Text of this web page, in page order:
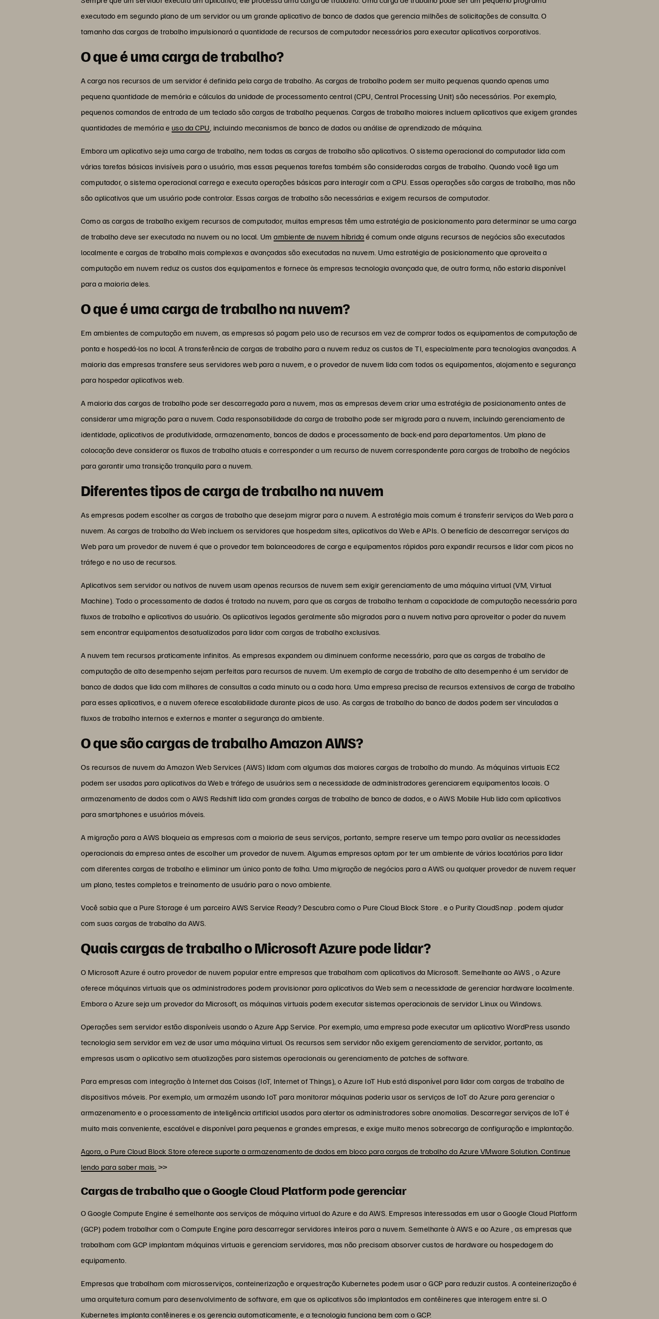
executado em segundo plano de um servidor ou um grande aplicativo de banco de dados que gerencia milhões de solicitações de consulta. O
tamanho das cargas de trabalho impulsionará a quantidade de recursos de computador necessários para executar aplicativos corporativos.
O que é uma carga de trabalho?
A carga nos recursos de um servidor é definida pela carga de trabalho. As cargas de trabalho podem ser muito pequenas quando apenas uma
pequena quantidade de memória e cálculos da unidade de processamento central (CPU, Central Processing Unit) são necessários. Por exemplo,
pequenos comandos de entrada de um teclado são cargas de trabalho pequenas. Cargas de trabalho maiores incluem aplicativos que exigem grandes
quantidades de memória e uso da CPU , incluindo mecanismos de banco de dados ou análise de aprendizado de máquina.
Embora um aplicativo seja uma carga de trabalho, nem todas as cargas de trabalho são aplicativos. O sistema operacional do computador lida com
várias tarefas básicas invisíveis para o usuário, mas essas pequenas tarefas também são consideradas cargas de trabalho. Quando você liga um
computador, o sistema operacional carrega e executa operações básicas para interagir com a CPU. Essas operações são cargas de trabalho, mas não
são aplicativos que um usuário pode controlar. Essas cargas de trabalho são necessárias e exigem recursos de computador.
Como as cargas de trabalho exigem recursos de computador, muitas empresas têm uma estratégia de posicionamento para determinar se uma carga
de trabalho deve ser executada na nuvem ou no local. Umambiente de nuvem híbrida é comum onde alguns recursos de negócios são executados
localmente e cargas de trabalho mais complexas e avançadas são executadas na nuvem. Uma estratégia de posicionamento que aproveita a
computação em nuvem reduz os custos dos equipamentos e fornece às empresas tecnologia avançada que, de outra forma, não estaria disponível
para a maioria deles.
O que é uma carga de trabalho na nuvem?
Em ambientes de computação em nuvem, as empresas só pagam pelo uso de recursos em vez de comprar todos os equipamentos de computação de
ponta e hospedá-los no local. A transferência de cargas de trabalho para a nuvem reduz os custos de TI, especialmente para tecnologias avançadas. A
maioria das empresas transfere seus servidores web para a nuvem, e o provedor de nuvem lida com todos os equipamentos, alojamento e segurança
para hospedar aplicativos web.
A maioria das cargas de trabalho pode ser descarregada para a nuvem, mas as empresas devem criar uma estratégia de posicionamento antes de
considerar uma migração para a nuvem. Cada responsabilidade da carga de trabalho pode ser migrada para a nuvem, incluindo gerenciamento de
identidade, aplicativos de produtividade, armazenamento, bancos de dados e processamento de back-end para departamentos. Um plano de
colocação deve considerar os fluxos de trabalho atuais e corresponder a um recurso de nuvem correspondente para cargas de trabalho de negócios
para garantir uma transição tranquila para a nuvem.
Diferentes tipos de carga de trabalho na nuvem
As empresas podem escolher as cargas de trabalho que desejam migrar para a nuvem. A estratégia mais comum é transferir serviços da Web para a
nuvem. As cargas de trabalho da Web incluem os servidores que hospedam sites, aplicativos da Web e APIs. O benefício de descarregar serviços da
Web para um provedor de nuvem é que o provedor tem balanceadores de carga e equipamentos rápidos para expandir recursos e lidar com picos no
tráfego e no uso de recursos.
Aplicativos sem servidor ou nativos de nuvem usam apenas recursos de nuvem sem exigir gerenciamento de uma máquina virtual (VM, Virtual
Machine). Todo o processamento de dados é tratado na nuvem, para que as cargas de trabalho tenham a capacidade de computação necessária para
fluxos de trabalho e aplicativos do usuário. Os aplicativos legados geralmente são migrados para a nuvem nativa para aproveitar o poder da nuvem
sem encontrar equipamentos desatualizados para lidar com cargas de trabalho exclusivas.
A nuvem tem recursos praticamente infinitos. As empresas expandem ou diminuem conforme necessário, para que as cargas de trabalho de
computação de alto desempenho sejam perfeitas para recursos de nuvem. Um exemplo de carga de trabalho de alto desempenho é um servidor de
banco de dados que lida com milhares de consultas a cada minuto ou a cada hora. Uma empresa precisa de recursos extensivos de carga de trabalho
para esses aplicativos, e a nuvem oferece escalabilidade durante picos de uso. As cargas de trabalho do banco de dados podem ser vinculadas a
fluxos de trabalho internos e externos e manter a segurança do ambiente.
O que são cargas de trabalho Amazon AWS?
Os recursos de nuvem da Amazon Web Services (AWS) lidam com algumas das maiores cargas de trabalho do mundo. As máquinas virtuais EC2
podem ser usadas para aplicativos da Web e tráfego de usuários sem a necessidade de administradores gerenciarem equipamentos locais. O
armazenamento de dados com o AWS Redshift lida com grandes cargas de trabalho de banco de dados, e o AWS Mobile Hub lida com aplicativos
para smartphones e usuários móveis.
A migração para a AWS bloqueia as empresas com a maioria de seus serviços, portanto, sempre reserve um tempo para avaliar as necessidades
operacionais da empresa antes de escolher um provedor de nuvem. Algumas empresas optam por ter um ambiente de vários locatários para lidar
com diferentes cargas de trabalho e eliminar um único ponto de falha. Uma migração de negócios para a AWS ou qualquer provedor de nuvem requer
um plano, testes completos e treinamento de usuário para o novo ambiente.
Você sabia que a Pure Storage é um parceiro AWS Service Ready? Descubra como o Pure Cloud Block Store . e o Purity CloudSnap . podem ajudar
com suas cargas de trabalho da AWS.
Quais cargas de trabalho o Microsoft Azure pode lidar?
O Microsoft Azure é outro provedor de nuvem popular entre empresas que trabalham com aplicativos da Microsoft. Semelhante ao AWS , o Azure
oferece máquinas virtuais que os administradores podem provisionar para aplicativos da Web sem a necessidade de gerenciar hardware localmente.
Embora o Azure seja um provedor da Microsoft, as máquinas virtuais podem executar sistemas operacionais de servidor Linux ou Windows.
Operações sem servidor estão disponíveis usando o Azure App Service. Por exemplo, uma empresa pode executar um aplicativo WordPress usando
tecnologia sem servidor em vez de usar uma máquina virtual. Os recursos sem servidor não exigem gerenciamento de servidor, portanto, as
empresas usam o aplicativo sem atualizações para sistemas operacionais ou gerenciamento de patches de software.
Para empresas com integração à Internet das Coisas (IoT, Internet of Things), o Azure IoT Hub está disponível para lidar com cargas de trabalho de
dispositivos móveis. Por exemplo, um armazém usando IoT para monitorar máquinas poderia usar os serviços de IoT do Azure para gerenciar o
armazenamento e o processamento de inteligência artificial usados para alertar os administradores sobre anomalias. Descarregar serviços de IoT é
muito mais conveniente, escalável e disponível para pequenas e grandes empresas, e exige muito menos sobrecarga de configuração e implantação.
Agora, o Pure Cloud Block Store oferece suporte a armazenamento de dados em bloco para cargas de trabalho da Azure VMware Solution. Continue
lendo para saber mais. >>
Cargas de trabalho que o Google Cloud Platform pode gerenciar
O Google Compute Engine é semelhante aos serviços de máquina virtual do Azure e da AWS. Empresas interessadas em usar o Google Cloud Platform
(GCP) podem trabalhar com o Compute Engine para descarregar servidores inteiros para a nuvem. Semelhante à AWS e ao Azure , as empresas que
trabalham com GCP implantam máquinas virtuais e gerenciam servidores, mas não precisam absorver custos de hardware ou hospedagem do
equipamento.
Empresas que trabalham com microsserviços, conteinerização e orquestração Kubernetes podem usar o GCP para reduzir custos. A conteinerização é
uma arquitetura comum para desenvolvimento de software, em que os aplicativos são implantados em contêineres que interagem entre si. O
Kubernetes implanta contêineres e os gerencia automaticamente, e a tecnologia funciona bem com o GCP.